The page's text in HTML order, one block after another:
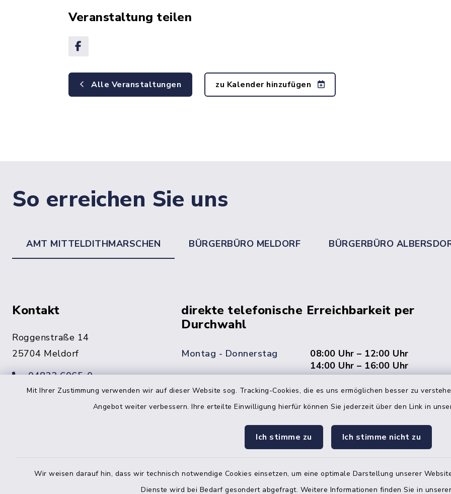
Mit Ihrer Zustimmung verwenden wir auf dieser Website sog. Tracking-Cookies, die es uns ermöglichen besser zu
Angebot weiter verbessern. Ihre erteilte Einwilligung hierfür können Sie jederzeit über den Link in
Ich stimme zu Ich stimme nicht zu
Wir weisen darauf hin, dass wir technisch notwendige Cookies einsetzen, um eine optimale Darstellung unserer
Dienste wird bei Bedarf gesondert abgefragt. Weitere Informationen finden Sie in
Veranstaltung teilen
Alle Veranstaltungen zu Kalender hinzufügen
So erreichen Sie uns
AMT MITTELDITHMARSCHEN BÜRGERBÜRO MELDORF BÜRGERBÜRO
Kontakt
Roggenstraße 14
25704 Meldorf
04832 6065-0
direkte telefonische Erreichbarkeit per
Durchwahl
Montag - Donnerstag
08:00 Uhr – 12:00 Uhr
14:00 Uhr – 16:00 Uhr
Freitag
08:00 Uhr – 12:00 Uhr
Online-Terminvereinbarung
keinen zeitnahen Termin? Rufen Sie uns gerne unter der
Telefonnummer 04832 6065 0 an!